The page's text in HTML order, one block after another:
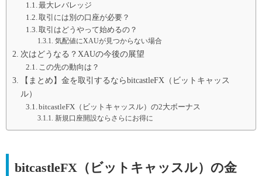
最大レバレッジ
取引には別の口座が必要？
取引はどうやって始めるの？
気配値にXAUが見つからない場合
次はどうなる？XAUの今後の展望
この先の動向は？
【まとめ】金を取引するならbitcastleFX（ビットキャッス
ル）
bitcastleFX（ビットキャッスル）の2大ボーナス
新規口座開設ならさらにお得に
bitcastleFX（ビットキャッスル）の金